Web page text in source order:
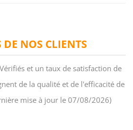
DE NOS CLIENTS
et un taux de satisfaction de
de la qualité et de l'efficacité de
mise à jour le 07/08/2026)